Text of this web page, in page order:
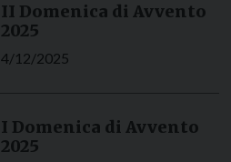
II Domenica di Avvento
2025
4/12/2025
I Domenica di Avvento
2025